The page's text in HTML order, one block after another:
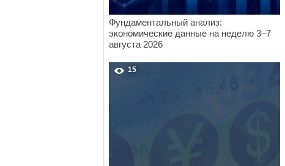
Фундаментальный анализ:
экономические данные на неделю 3–7
августа 2026
15